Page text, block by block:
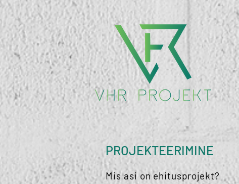
Mis asi on ehitusprojekt?
PROJEKTEERIMINE